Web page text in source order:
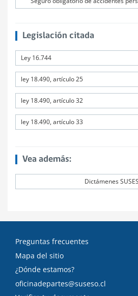
Legislación citada
Ley 16.744
ley 18.490, artículo 25
ley 18.490, artículo 32
ley 18.490, artículo 33
Vea además:
Dictámenes
Preguntas frecuentes
Mapa del sitio
¿Dónde estamos?
oficinadepartes@suseso.cl